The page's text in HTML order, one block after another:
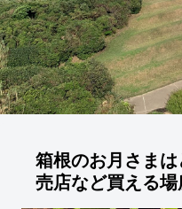
箱根のお月さま
売店など買える場